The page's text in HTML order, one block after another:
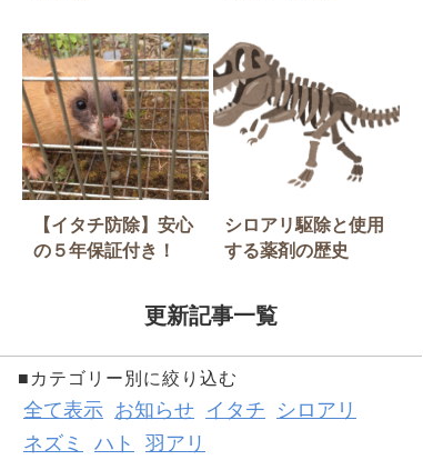
【イタチ防除】安心
の５年保証付き！
シロアリ駆除と使用
する薬剤の歴史
更新記事一覧
■カテゴリー別に絞り込む
全て表示 お知らせ イタチ シロアリ
ネズミ
ハト 羽アリ